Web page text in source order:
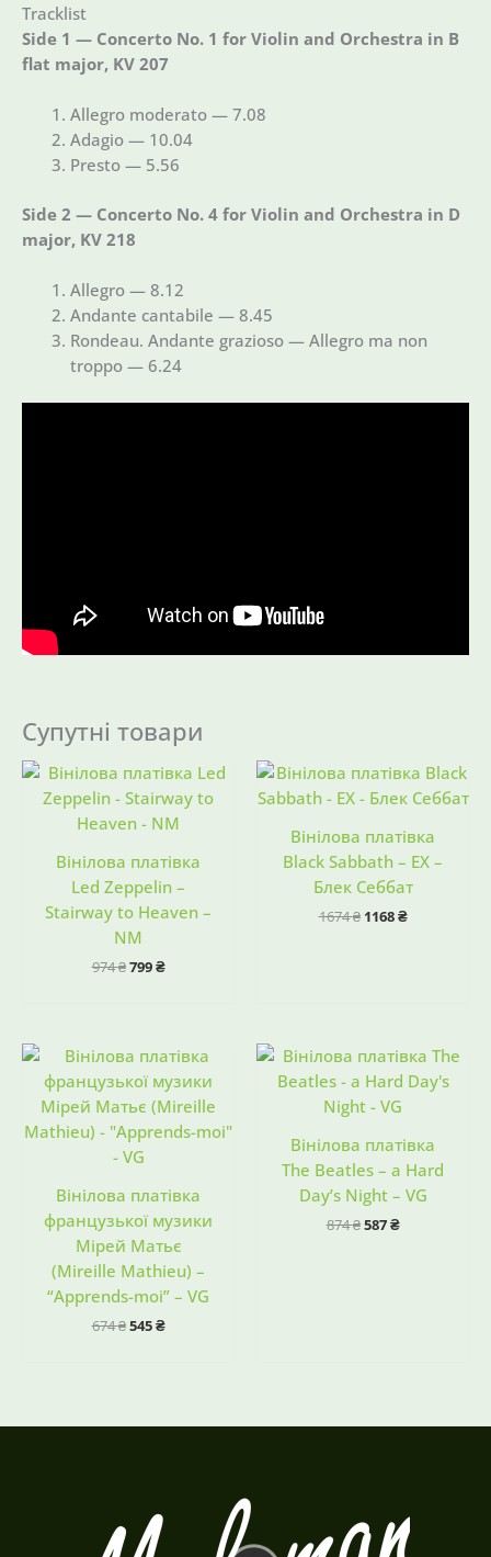
Tracklist
Side 1 — Concerto No. 1 for Violin and Orchestra in B
flat major, KV 207
Allegro moderato — 7.08
Adagio — 10.04
Presto — 5.56
Side 2 — Concerto No. 4 for Violin and Orchestra in D
major, KV 218
Allegro — 8.12
Andante cantabile — 8.45
Rondeau. Andante grazioso — Allegro ma non
troppo — 6.24
Супутні товари
Вінілова платівка
Led Zeppelin –
Stairway to Heaven –
NM
974₴
Оригінальна
974 ₴.
799₴
Поточна
799 ₴.
Вінілова платівка
Black Sabbath – EX –
Блек Себбат
1674₴
Оригінальна
1674 ₴.
1168₴
Поточна
ціна:
1168 ₴.
Вінілова платівка
французької музики
Мірей Матьє
(Mireille Mathieu) –
“Apprends-moi” – VG
674₴
Оригінальна
674 ₴.
545₴
Поточна
545 ₴.
Вінілова платівка
The Beatles – a Hard
Day’s Night – VG
874₴
Оригінальна
874 ₴.
587₴
Поточна
ціна:
587 ₴.